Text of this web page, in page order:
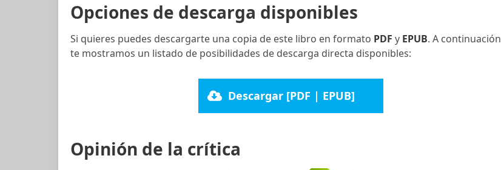
Opciones de descarga disponibles
Si quieres puedes descargarte una copia de este libro en formato PDF y EPUB. A continuación
te mostramos un listado de posibilidades de descarga directa disponibles:
Descargar [PDF | EPUB]
Opinión de la crítica